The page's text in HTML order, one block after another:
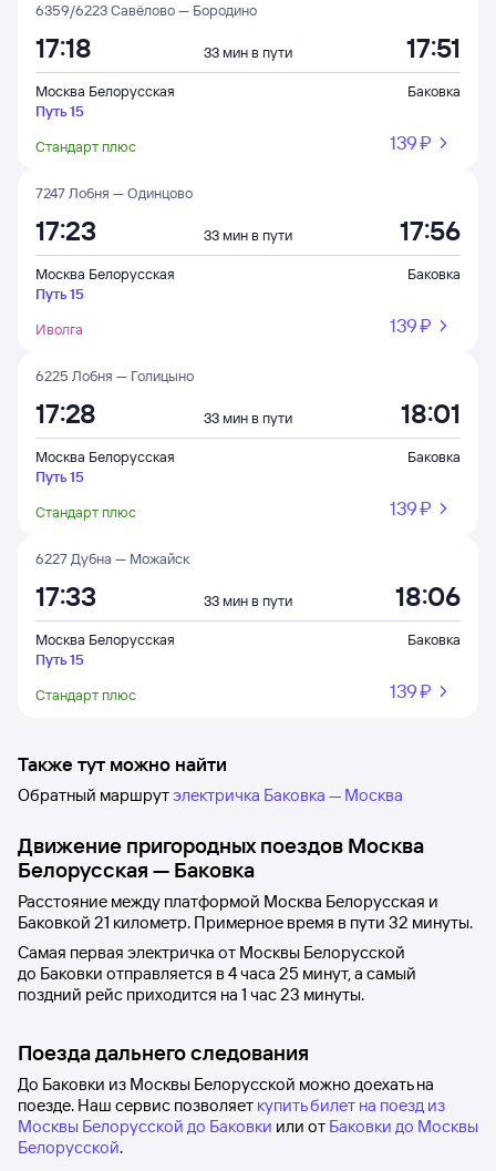
6359/6223 Савёлово — Бородино
17:18 33 мин в пути 17:51
Москва Белорусская
Путь 15
Баковка
Стандарт плюс 139 ⁠₽
7247 Лобня — Одинцово
17:23 33 мин в пути 17:56
Москва Белорусская
Путь 15
Баковка
Иволга 139 ⁠₽
6225 Лобня — Голицыно
17:28 33 мин в пути 18:01
Москва Белорусская
Путь 15
Баковка
Стандарт плюс 139 ⁠₽
6227 Дубна — Можайск
17:33 33 мин в пути 18:06
Москва Белорусская
Путь 15
Баковка
Стандарт плюс 139 ⁠₽
Также тут можно найти
Обратный маршрутэлектричка Баковка — Москва
Движение пригородных поездов Москва
Белорусская — Баковка
Расстояние между платформой Москва Белорусская и
Баковкой 21 километр. Примерное время в пути 32 минуты.
Самая первая электричка от Москвы Белорусской
до Баковки отправляется в 4часа 25 минут, а самый
поздний рейс приходится на 1 час 23 минуты.
Поезда дальнего следования
До Баковки из Москвы Белорусской можно доехать на
поезде. Наш сервис позволяет купить билет на поезд из
Москвы Белорусской до Баковки или от Баковки до Москвы
Белорусской.